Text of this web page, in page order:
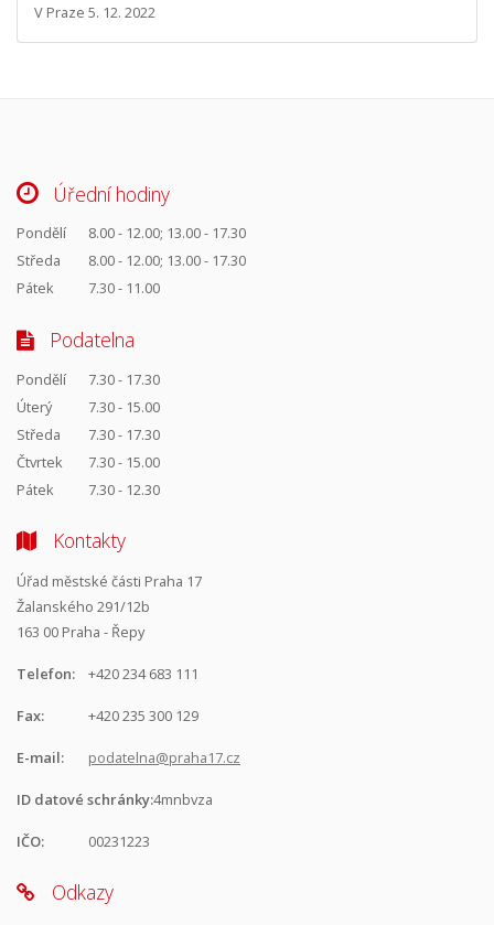
V Praze 5. 12. 2022
Úřední hodiny
Pondělí
8.00 - 12.00; 13.00 - 17.30
Středa
8.00 - 12.00; 13.00 - 17.30
Pátek
7.30 - 11.00
Podatelna
Pondělí
7.30 - 17.30
Úterý
7.30 - 15.00
Středa
7.30 - 17.30
Čtvrtek
7.30 - 15.00
Pátek
7.30 - 12.30
Kontakty
Úřad městské části Praha 17
Žalanského 291/12b
163 00 Praha - Řepy
Telefon: +420 234 683 111
Fax: +420 235 300 129
E-mail: podatelna@praha17.cz
ID datové schránky:4mnbvza
IČO: 00231223
Odkazy